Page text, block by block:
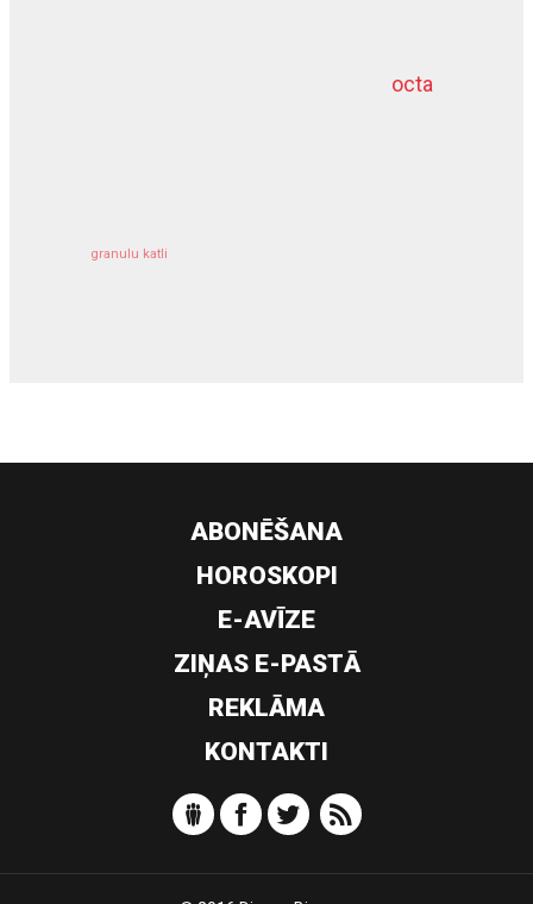
octa
granulu katli
dziļurbums
ABONĒŠANA
HOROSKOPI
E-AVĪZE
ZIŅAS E-PASTĀ
REKLĀMA
KONTAKTI